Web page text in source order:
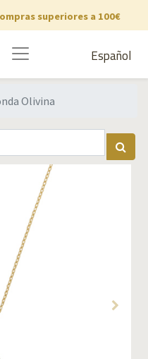
superiores a 100€
Español
Olivina